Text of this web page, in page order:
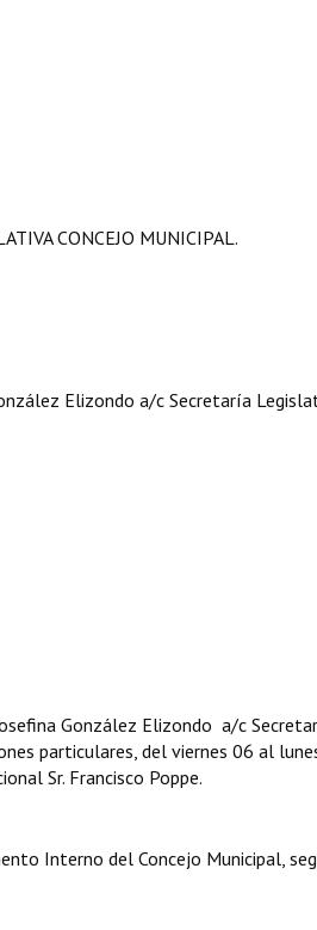
CONCEJO MUNICIPAL.
Elizondo a/c Secretaría
González Elizondo a/c
particulares, del viernes 06 al
Sr. Francisco Poppe.
Interno del Concejo Municipal,